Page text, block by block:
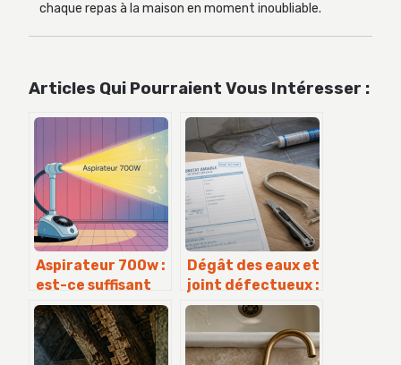
chaque repas à la maison en moment inoubliable.
Articles Qui Pourraient Vous Intéresser :
Aspirateur 700w :
est-ce suffisant
pour bien
nettoyer votre
logement ?
Dégât des eaux et
joint défectueux :
les 3 pièges qui
annulent votre
indemnisation